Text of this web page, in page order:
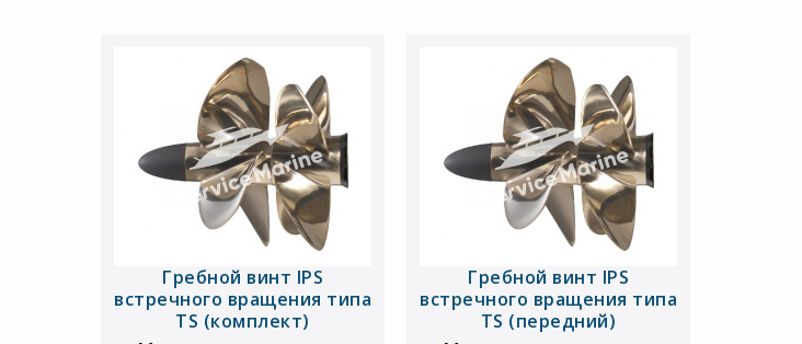
Гребной винт IPS
встречного вращения типа
TS (комплект)
Гребной винт IPS
встречного вращения типа
TS (передний)